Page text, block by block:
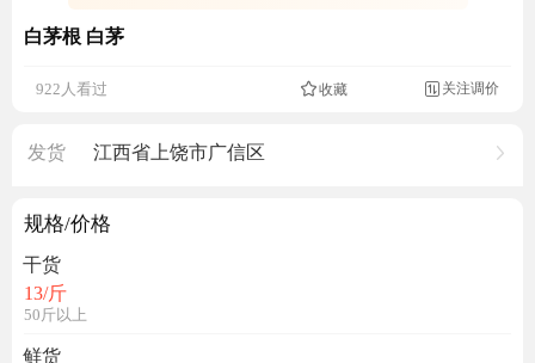
白茅根 白茅
922人看过 收藏 关注调价
发货 江西省上饶市广信区
规格/价格
干货
13/斤
50斤以上
鲜货